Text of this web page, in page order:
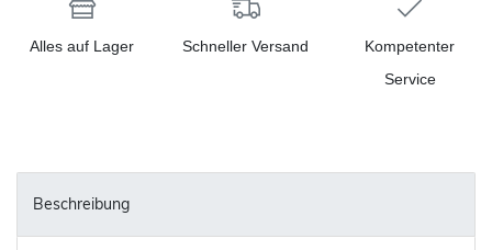
Alles auf Lager Schneller Versand
Kompetenter
Service
Beschreibung